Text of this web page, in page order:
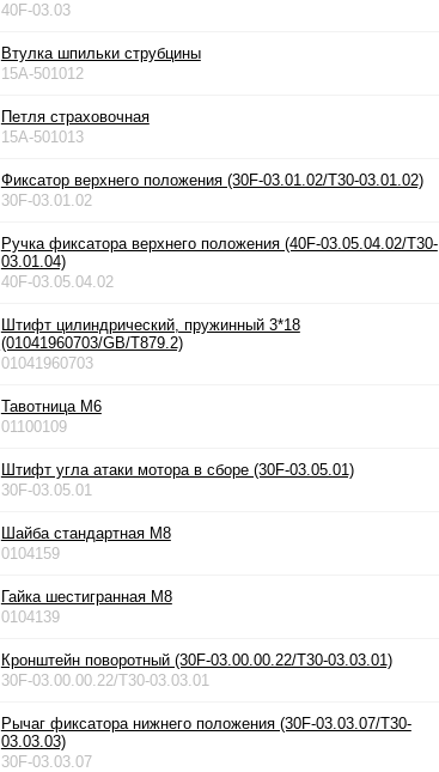
40F-03.03
Втулка шпильки струбцины
15A-501012
Петля страховочная
15A-501013
Фиксатор верхнего положения (30F-03.01.02/T30-03.01.02)
30F-03.01.02
Ручка фиксатора верхнего положения (40F-03.05.04.02/T30-
03.01.04)
40F-03.05.04.02
Штифт цилиндрический, пружинный 3*18
(01041960703/GB/T879.2)
01041960703
Тавотница М6
01100109
Штифт угла атаки мотора в сборе (30F-03.05.01)
30F-03.05.01
Шайба стандартная М8
0104159
Гайка шестигранная М8
0104139
Кронштейн поворотный (30F-03.00.00.22/T30-03.03.01)
30F-03.00.00.22/T30-03.03.01
Рычаг фиксатора нижнего положения (30F-03.03.07/T30-
03.03.03)
30F-03.03.07